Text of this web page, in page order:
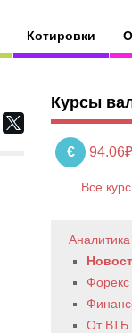
Котировки
Курсы
€ 94.06₽
Все
Аналитика
Форекс
От ВТБ